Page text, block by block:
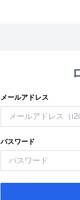
メールアドレス
パスワード